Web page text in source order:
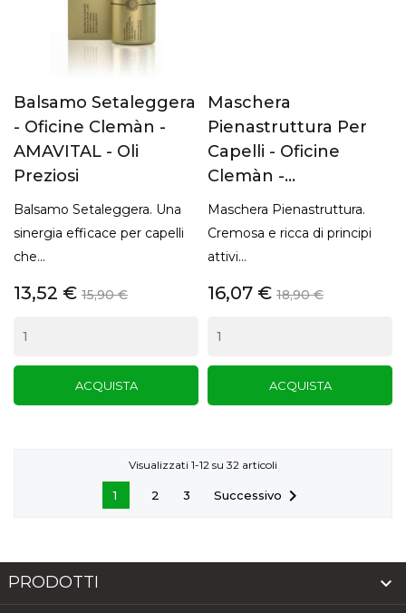
Balsamo Setaleggera
- Oficine Clemàn -
AMAVITAL - Oli
Preziosi
Balsamo Setaleggera. Una
sinergia efficace per capelli
che...
13,52 € 15,90 €
ACQUISTA
Maschera
Pienastruttura Per
Capelli - Oficine
Clemàn -...
Maschera Pienastruttura.
Cremosa e ricca di principi
attivi...
16,07 € 18,90 €
ACQUISTA
Visualizzati 1-12 su 32 articoli
1 2 3 Successivo 
PRODOTTI 